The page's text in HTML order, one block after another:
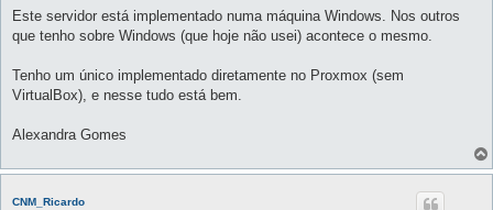
Este servidor está implementado numa máquina Windows. Nos outros
que tenho sobre Windows (que hoje não usei) acontece o mesmo.
Tenho um único implementado diretamente no Proxmox (sem
VirtualBox), e nesse tudo está bem.
Alexandra Gomes
CNM_Ricardo